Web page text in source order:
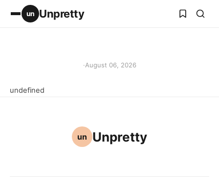
un Unpretty
·August 06, 2026
undefined
un Unpretty